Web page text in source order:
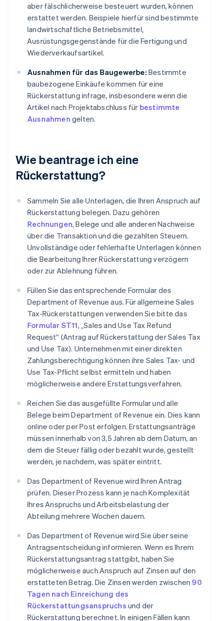
aber fälschlicherweise besteuert wurden, können
erstattet werden. Beispiele hierfür sind bestimmte
landwirtschaftliche Betriebsmittel,
Ausrüstungsgegenstände für die Fertigung und
Wiederverkaufsartikel.
Ausnahmen für das Baugewerbe: Bestimmte
baubezogene Einkäufe kommen für eine
Rückerstattung infrage, insbesondere wenn die
Artikel nach Projektabschluss für bestimmte
Ausnahmen gelten.
Wie beantrage ich eine
Rückerstattung?
Sammeln Sie alle Unterlagen, die Ihren Anspruch auf
Rückerstattung belegen. Dazu gehören
Rechnungen, Belege und alle anderen Nachweise
über die Transaktion und die gezahlten Steuern.
Unvollständige oder fehlerhafte Unterlagen können
die Bearbeitung Ihrer Rückerstattung verzögern
oder zur Ablehnung führen.
Füllen Sie das entsprechende Formular des
Department of Revenue aus. Für allgemeine Sales
Tax-Rückerstattungen verwenden Sie bitte das
Formular ST11, „Sales and Use Tax Refund
Request“ (Antrag auf Rückerstattung der Sales Tax
und Use Tax). Unternehmen mit einer direkten
Zahlungsberechtigung können ihre Sales Tax- und
Use Tax-Pflicht selbst ermitteln und haben
möglicherweise andere Erstattungsverfahren.
Reichen Sie das ausgefüllte Formular und alle
Belege beim Department of Revenue ein. Dies kann
online oder per Post erfolgen. Erstattungsanträge
müssen innerhalb von 3,5 Jahren ab dem Datum, an
dem die Steuer fällig oder bezahlt wurde, gestellt
werden, je nachdem, was später eintritt.
Das Department of Revenue wird Ihren Antrag
prüfen. Dieser Prozess kann je nach Komplexität
Ihres Anspruchs und Arbeitsbelastung der
Abteilung mehrere Wochen dauern.
Das Department of Revenue wird Sie über seine
Antragsentscheidung informieren. Wenn es Ihrem
Rückerstattungsantrag stattgibt, haben Sie
möglicherweise auch Anspruch auf Zinsen auf den
erstatteten Betrag. Die Zinsen werden zwischen 90
Tagen nach Einreichung des
Rückerstattungsanspruchs und der
Rückerstattung berechnet. In einigen Fällen kann